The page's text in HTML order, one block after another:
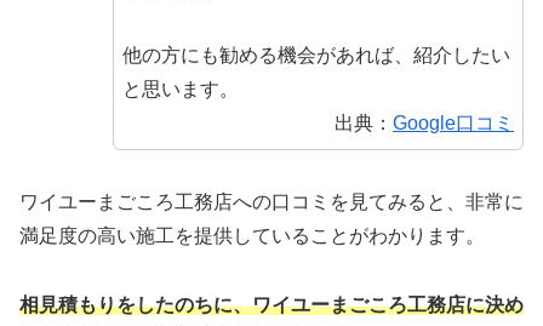
他の方にも勧める機会があれば、紹介したい
と思います。
出典： Google口コミ
ワイユーまごころ工務店への口コミを見てみると、非常に
満足度の高い施工を提供していることがわかります。
相見積もりをしたのちに、ワイユーまごころ工務店に決め